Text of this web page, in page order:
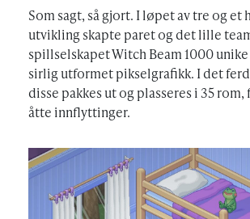
Som sagt, så gjort. I løpet av tre og et
utvikling skapte paret og det lille
spillselskapet Witch Beam 1000
sirlig utformet pikselgrafikk. I det
disse pakkes ut og plasseres i 35
åtte innflyttinger.